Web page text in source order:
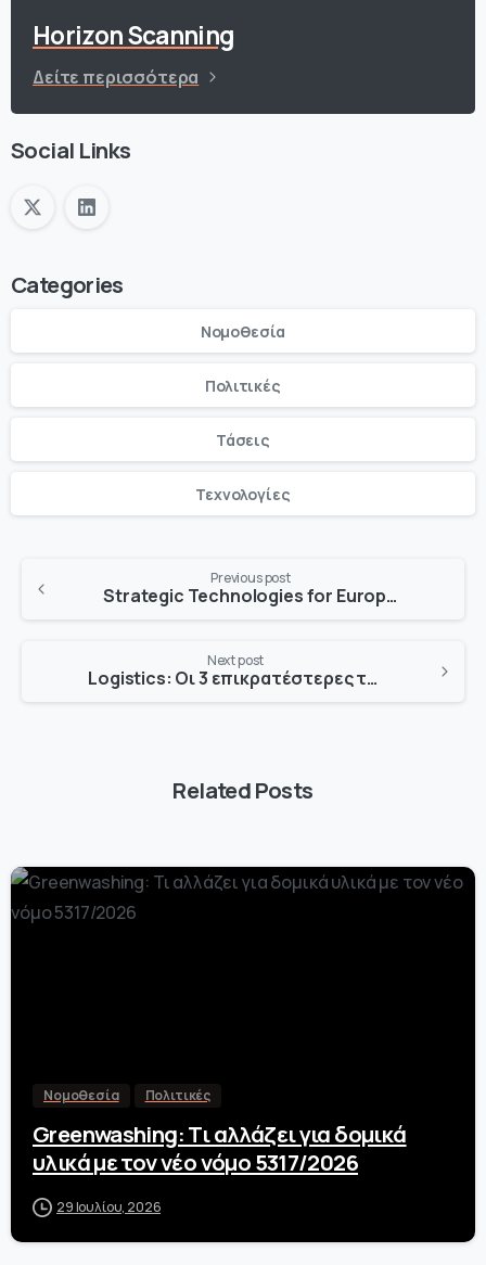
Horizon Scanning
Δείτε περισσότερα
Social Links
Categories
Νομοθεσία
Πολιτικές
Τάσεις
Τεχνολογίες
Previous post
Strategic Technologies for Europe Platform (STEP)
Next post
Logistics: Οι 3 επικρατέστερες τεχνολογικές συνέργειες
Related Posts
Νομοθεσία Πολιτικές
Greenwashing: Τι αλλάζει για δομικά
υλικά με τον νέο νόμο 5317/2026
29 Ιουλίου, 2026